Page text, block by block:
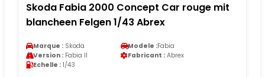
Skoda Fabia 2000 Concept Car rouge mit
blancheen Felgen 1/43 Abrex
Marque : Skoda Modele :Fabia
Version : Fabia II Fabricant : Abrex
Echelle : 1/43